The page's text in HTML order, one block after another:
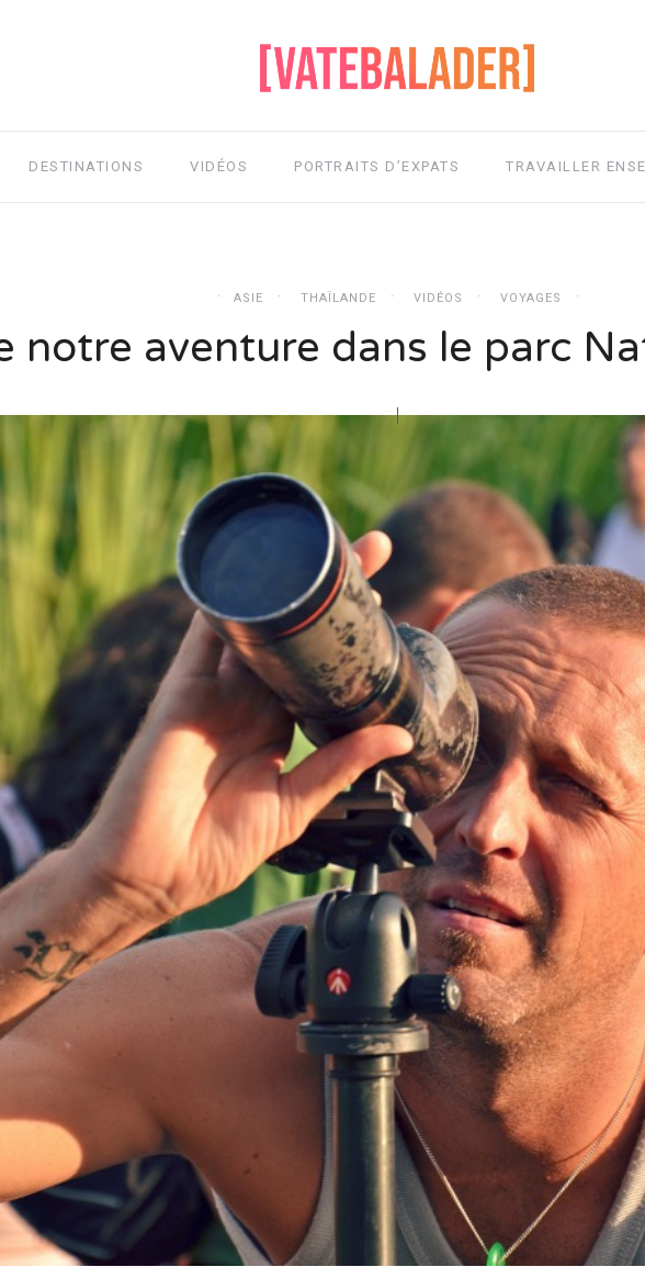
DESTINATIONS VIDÉOS PORTRAITS D’EXPATS TRAVAILLER
ASIE THAÏLANDE VIDÉOS VOYAGES
notre aventure dans le parc